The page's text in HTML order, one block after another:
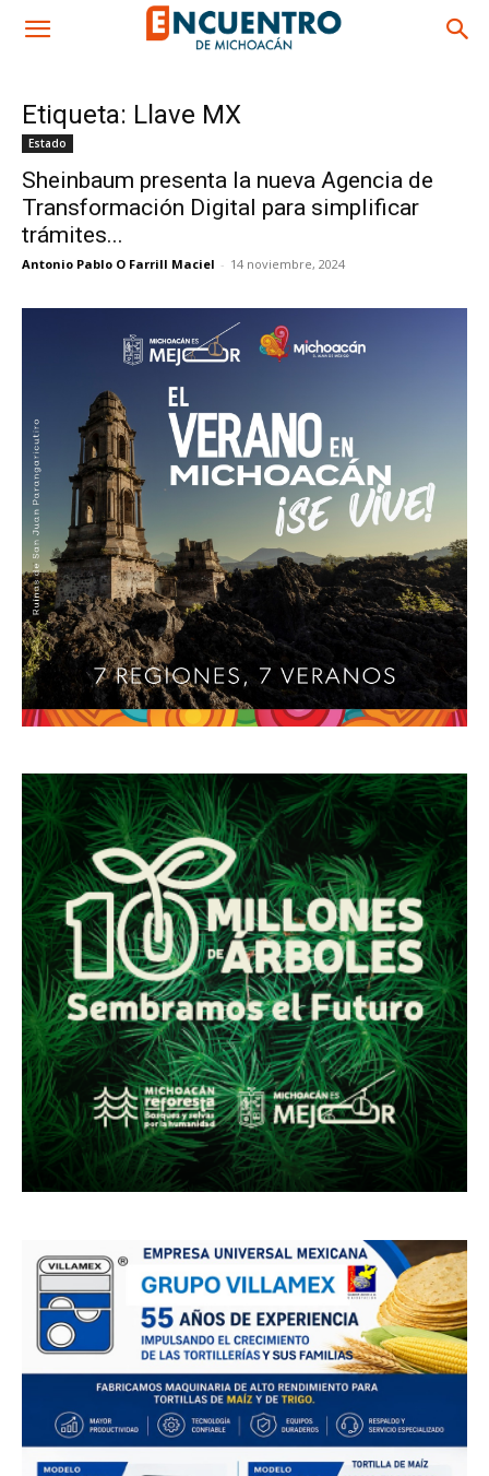
Etiqueta: Llave MX
Estado
Sheinbaum presenta la nueva Agencia de
Transformación Digital para simplificar
trámites...
Antonio Pablo O Farrill Maciel - 14 noviembre, 2024